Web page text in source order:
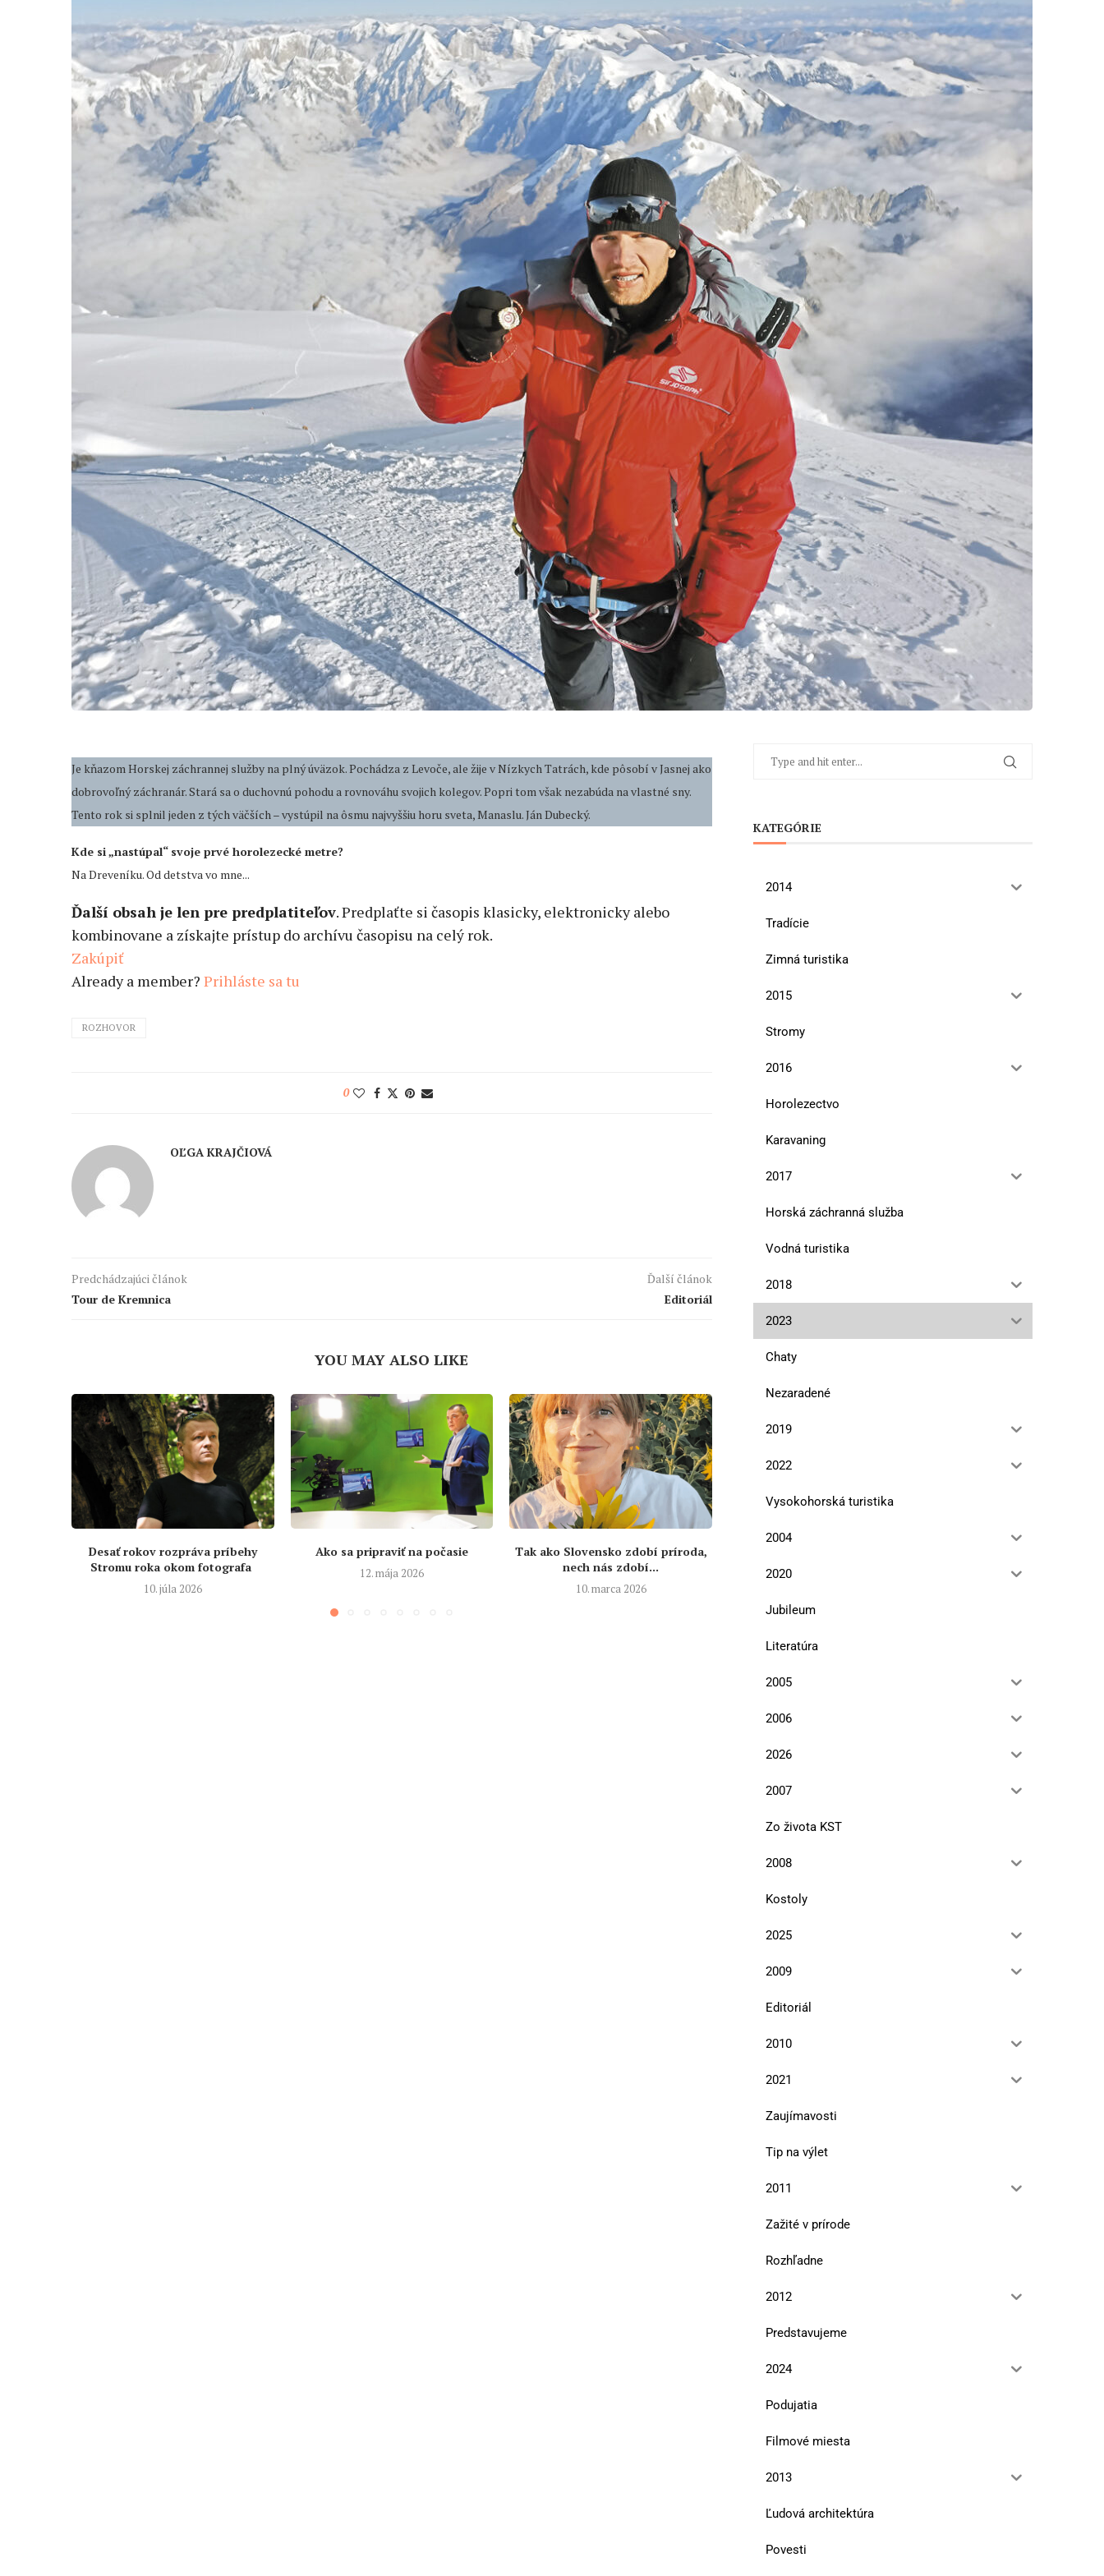
Je kňazom Horskej záchrannej služby na plný úväzok. Pochádza z Levoče, ale žije v Nízkych Tatrách, kde pôsobí v Jasnej ako
dobrovoľný záchranár. Stará sa o duchovnú pohodu a rovnováhu svojich kolegov. Popri tom však nezabúda na vlastné sny.
Tento rok si splnil jeden z tých väčších – vystúpil na ôsmu najvyššiu horu sveta, Manaslu. Ján Dubecký.
Kde si „nastúpal“ svoje prvé horolezecké metre?
Na Dreveníku. Od detstva vo mne...
Ďalší obsah je len pre predplatiteľov. Predplaťte si časopis klasicky, elektronicky alebo
kombinovane a získajte prístup do archívu časopisu na celý rok.
Zakúpiť
Already a member? Prihláste sa tu
ROZHOVOR
0
OĽGA KRAJČIOVÁ
Predchádzajúci článok
Tour de Kremnica
Ďalší článok
Editoriál
YOU MAY ALSO LIKE
Desať rokov rozpráva príbehy
Stromu roka okom fotografa
10. júla 2026
Ako sa pripraviť na počasie
12. mája 2026
Tak ako Slovensko zdobí príroda,
nech nás zdobí...
10. marca 2026
13. januára 2026
KATEGÓRIE
2014
Tradície
Zimná turistika
2015
Stromy
2016
Horolezectvo
Karavaning
2017
Horská záchranná služba
Vodná turistika
2018
2023
Chaty
Nezaradené
2019
2022
Vysokohorská turistika
2004
2020
Jubileum
Literatúra
2005
2006
2026
2007
Zo života KST
2008
Kostoly
2025
2009
Editoriál
2010
2021
Zaujímavosti
Tip na výlet
2011
Zažité v prírode
Rozhľadne
2012
Predstavujeme
2024
Podujatia
Filmové miesta
2013
Ľudová architektúra
Povesti